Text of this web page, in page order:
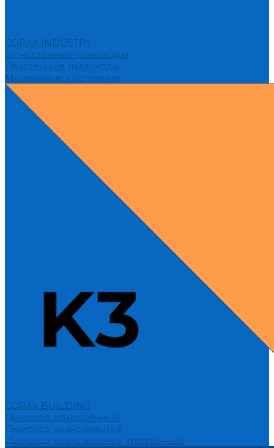
CORAX INDUSTRY
Одностенные дымоходы
Двустенные дымоходы
Монтажные крепления
CORAX BUILDING
Дымоход одностенный
Дымоход коаксиальный
Дымоход коаксиальный утепленный